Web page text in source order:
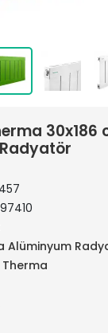
30x186
Alüminyum
Therma